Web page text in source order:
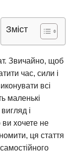
Зміст
Звичайно, щоб
час, сили і
всі
маленькі
і
хочете не
ця стаття